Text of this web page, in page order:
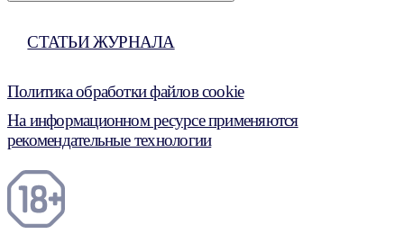
СТАТЬИ ЖУРНАЛА
Политика обработки файлов cookie
На информационном ресурсе применяются
рекомендательные технологии